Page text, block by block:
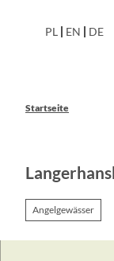
PL EN DE
Startseite
Angelgewässer